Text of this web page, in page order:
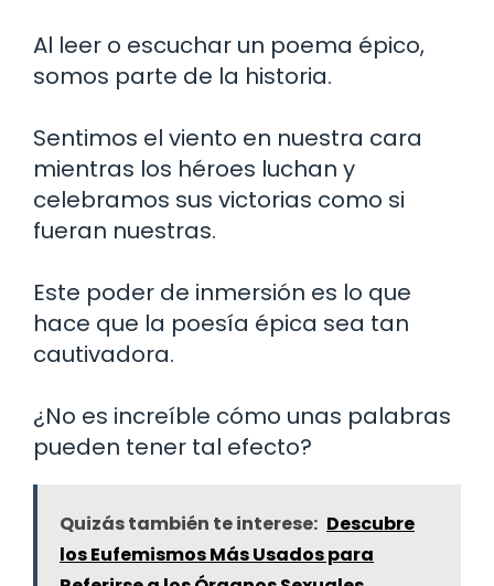
Al leer o escuchar un poema épico,
somos parte de la historia.
Sentimos el viento en nuestra cara
mientras los héroes luchan y
celebramos sus victorias como si
fueran nuestras.
Este poder de inmersión es lo que
hace que la poesía épica sea tan
cautivadora.
¿No es increíble cómo unas palabras
pueden tener tal efecto?
Quizás también te interese: Descubre
los Eufemismos Más Usados para